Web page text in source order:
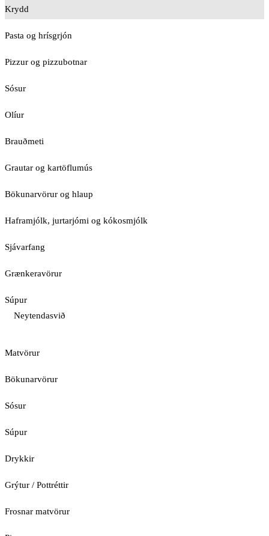
Krydd
Pasta og hrísgrjón
Pizzur og pizzubotnar
Sósur
Olíur
Brauðmeti
Grautar og kartöflumús
Bökunarvörur og hlaup
Haframjólk, jurtarjómi og kókosmjólk
Sjávarfang
Grænkeravörur
Súpur
Neytendasvið
Matvörur
Bökunarvörur
Sósur
Súpur
Drykkir
Grýtur / Pottréttir
Frosnar matvörur